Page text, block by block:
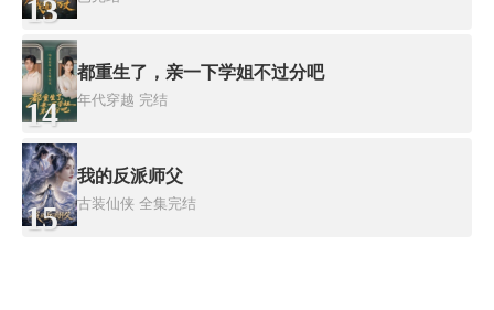
13
14
都重生了，亲一下学姐不过分吧
年代穿越 完结
15
我的反派师父
古装仙侠 全集完结